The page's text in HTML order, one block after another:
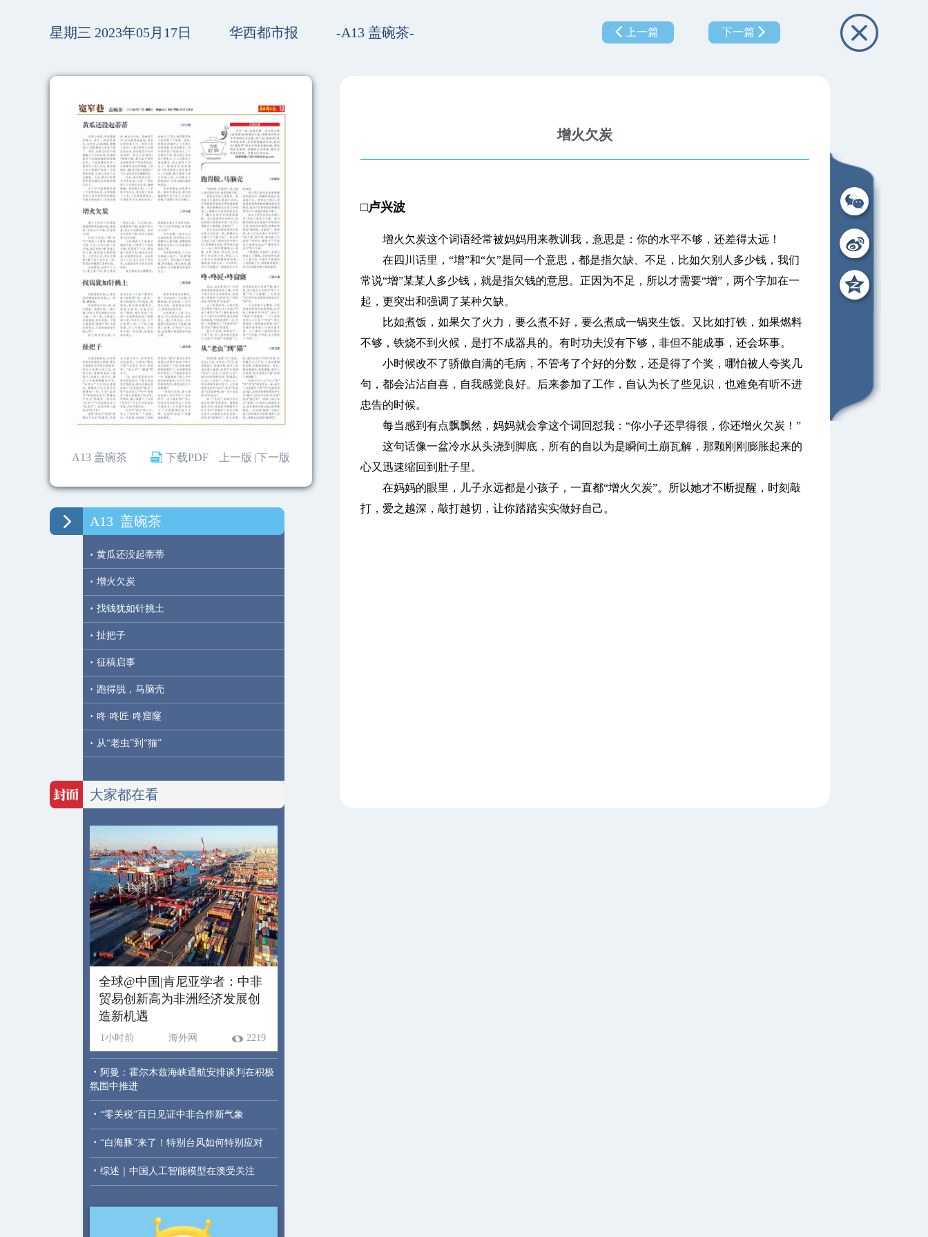
星期三 2023年05月17日 华西都市报 -A13 盖碗茶- 上一篇 下一篇
A13 盖碗茶 下载PDF 下一版
上一版 |
A13 盖碗茶
· 黄瓜还没起蒂蒂
· 增火欠炭
· 找钱犹如针挑土
· 扯把子
· 征稿启事
· 跑得脱，马脑壳
· 咚·咚匠·咚窟窿
· 从“老虫”到“猫”
大家都在看
全球@中国|肯尼亚学者：中非
贸易创新高为非洲经济发展创
造新机遇
1小时前 海外网 2219
· 阿曼：霍尔木兹海峡通航安排谈判在积极
氛围中推进
· “零关税”百日见证中非合作新气象
· “白海豚”来了！特别台风如何特别应对
· 综述｜中国人工智能模型在澳受关注
增火欠炭
□卢兴波
增火欠炭这个词语经常被妈妈用来教训我，意思是：你的水平不够，还差得太远！
在四川话里，“增”和“欠”是同一个意思，都是指欠缺、不足，比如欠别人多少钱，我们
常说“增”某某人多少钱，就是指欠钱的意思。正因为不足，所以才需要“增”，两个字加在一
起，更突出和强调了某种欠缺。
比如煮饭，如果欠了火力，要么煮不好，要么煮成一锅夹生饭。又比如打铁，如果燃料
不够，铁烧不到火候，是打不成器具的。有时功夫没有下够，非但不能成事，还会坏事。
小时候改不了骄傲自满的毛病，不管考了个好的分数，还是得了个奖，哪怕被人夸奖几
句，都会沾沾自喜，自我感觉良好。后来参加了工作，自认为长了些见识，也难免有听不进
忠告的时候。
每当感到有点飘飘然，妈妈就会拿这个词回怼我：“你小子还早得很，你还增火欠炭！”
这句话像一盆冷水从头浇到脚底，所有的自以为是瞬间土崩瓦解，那颗刚刚膨胀起来的
心又迅速缩回到肚子里。
在妈妈的眼里，儿子永远都是小孩子，一直都“增火欠炭”。所以她才不断提醒，时刻敲
打，爱之越深，敲打越切，让你踏踏实实做好自己。